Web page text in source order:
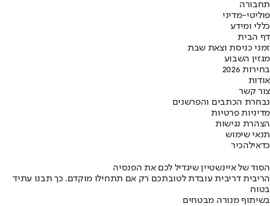
תחבורה
פוליטי-מדיני
כללי ומידע
דף הבית
זמני כניסת וצאת שבת
מגזין השבוע
בחירות 2026
אודות
צור קשר
נבחרת הכתבים והפרשנים
מדיניות פרטיות
הצהרת נגישות
תנאי שימוש
כדאילהכיר
הסוד של איינשטיין שיגדיל לכם את הפנסיה
הריבית דריבית עובדת לטובתכם רק אם תתחילו מוקדם. כך תבנו עתיד
בטוח
בשיתוף מנורה מבטחים